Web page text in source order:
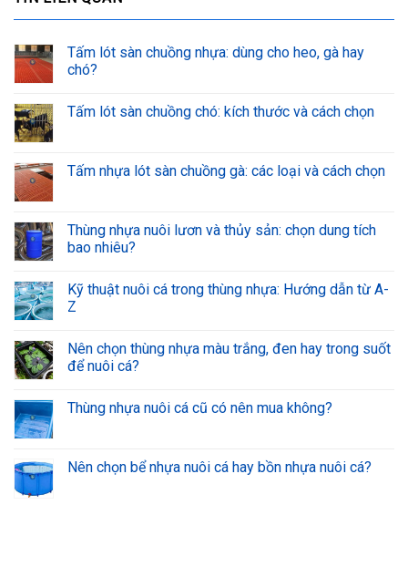
Tấm lót sàn chuồng nhựa: dùng cho heo, gà hay
chó?
Tấm lót sàn chuồng chó: kích thước và cách chọn
Tấm nhựa lót sàn chuồng gà: các loại và cách chọn
Thùng nhựa nuôi lươn và thủy sản: chọn dung tích
bao nhiêu?
Kỹ thuật nuôi cá trong thùng nhựa: Hướng dẫn từ A-
Z
Nên chọn thùng nhựa màu trắng, đen hay trong suốt
để nuôi cá?
Thùng nhựa nuôi cá cũ có nên mua không?
Nên chọn bể nhựa nuôi cá hay bồn nhựa nuôi cá?